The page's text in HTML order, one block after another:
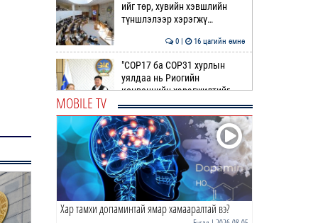
ийг төр, хувийн хэвшлийн
түншлэлээр хэрэгжү…
0 | 16 цагийн өмнө
"COP17 ба COP31 хурлын
уялдаа нь Риогийн
конвенцийн хэрэгжилтийг
ахиул…
Монгол төрийн парадокс нь
шатахуун
0 | 17 цагийн өмнө
Б.Пүрэвдагва: Найман
MOBILE TV
Хар тамхи допаминтай ямар хамааралтай вэ?